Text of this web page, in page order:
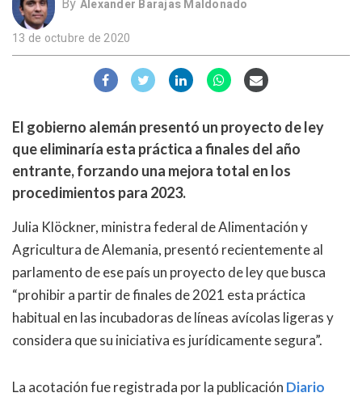
By Alexander Barajas Maldonado
13 de octubre de 2020
El gobierno alemán presentó un proyecto de ley
que eliminaría esta práctica a finales del año
entrante, forzando una mejora total en los
procedimientos para 2023.
Julia Klöckner, ministra federal de Alimentación y
Agricultura de Alemania, presentó recientemente al
parlamento de ese país un proyecto de ley que busca
“prohibir a partir de finales de 2021 esta práctica
habitual en las incubadoras de líneas avícolas ligeras y
considera que su iniciativa es jurídicamente segura”.
La acotación fue registrada por la publicación Diario